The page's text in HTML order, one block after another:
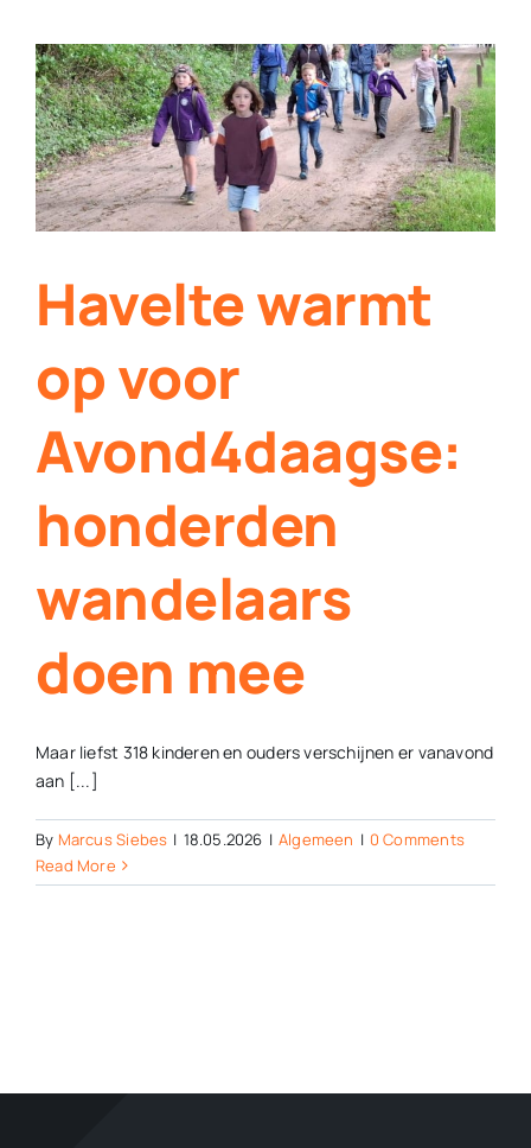
Werken bij Streekomroep ‘De Werven’
Contact
Plaats je eigen nieuws
Havelte warmt
op voor
Avond4daagse:
honderden
wandelaars
doen mee
Maar liefst 318 kinderen en ouders verschijnen er vanavond
aan [...]
By Marcus Siebes | 18.05.2026 | Algemeen | 0 Comments
Read More